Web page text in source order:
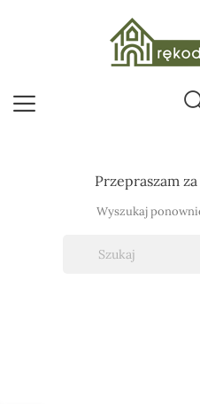
Przepraszam
Wyszukaj